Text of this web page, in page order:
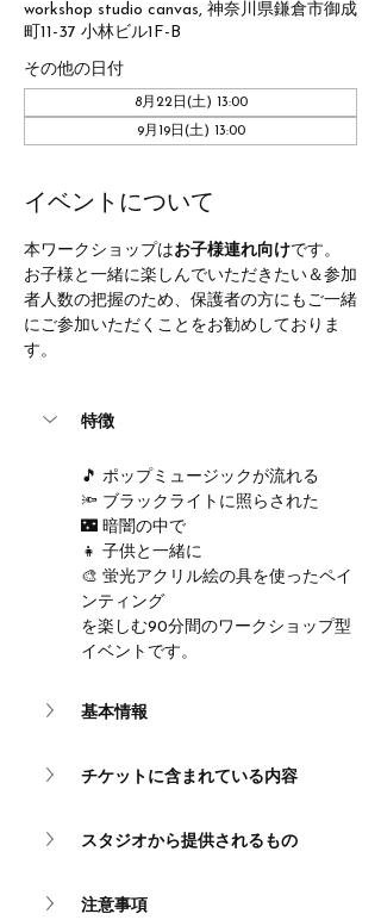
workshop studio canvas, 神奈川県鎌倉市御成
町11-37 小林ビル1F-B
その他の日付
8月22日(土) 13:00
9月19日(土) 13:00
イベントについて
本ワークショップはお子様連れ向けです。
お子様と一緒に楽しんでいただきたい＆参加
者人数の把握のため、保護者の方にもご一緒
にご参加いただくことをお勧めしておりま
す。
特徴
🎵 ポップミュージックが流れる
🔦 ブラックライトに照らされた
🌃 暗闇の中で
👧 子供と一緒に
🎨 蛍光アクリル絵の具を使ったペイ
ンティング
を楽しむ90分間のワークショップ型
イベントです。
基本情報
チケットに含まれている内容
スタジオから提供されるもの
注意事項